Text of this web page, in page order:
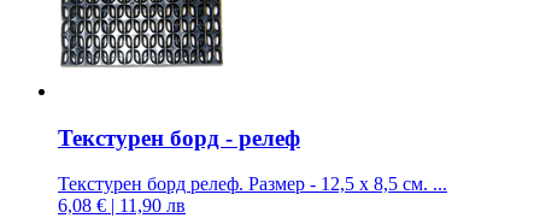
Текстурен борд - релеф
Текстурен борд релеф. Размер - 12,5 x 8,5 см. ...
6,08 € | 11,90 лв